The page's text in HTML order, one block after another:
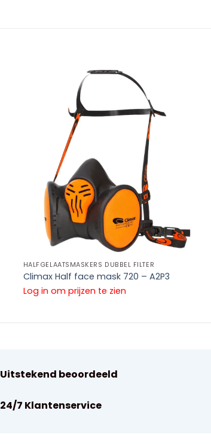
HALFGELAATSMASKERS DUBBEL FILTER
Climax Half face mask 720 – A2P3
Log in om prijzen te zien
Uitstekend beoordeeld
24/7 Klantenservice